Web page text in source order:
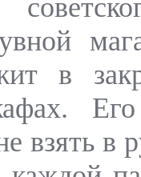
в
взять в